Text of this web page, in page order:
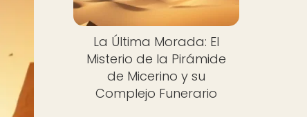
La Última Morada: El
Misterio de la Pirámide
de Micerino y su
Complejo Funerario